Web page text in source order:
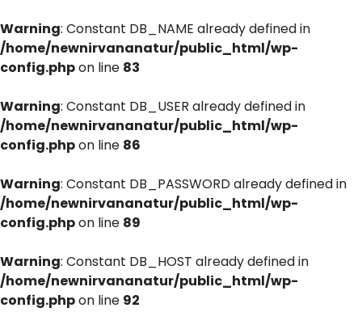
Warning: Constant DB_NAME already defined in
/home/newnirvananatur/public_html/wp-
config.phpon line 83
Warning: Constant DB_USER already defined in
/home/newnirvananatur/public_html/wp-
config.phpon line 86
Warning: Constant DB_PASSWORD already defined in
/home/newnirvananatur/public_html/wp-
config.phpon line 89
Warning: Constant DB_HOST already defined in
/home/newnirvananatur/public_html/wp-
config.phpon line 92